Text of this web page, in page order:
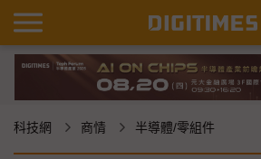
科技網 商情 半導體/零組件